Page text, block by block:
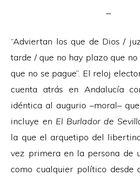
“Adviertan los que de Dios /
tarde / que no hay plazo que
que no se pague”. El reloj
cuenta atrás en Andalucía
idéntica al augurio –moral–
incluye en El Burlador de
la que el arquetipo del
vez primera en la persona de
como cualquier político desde